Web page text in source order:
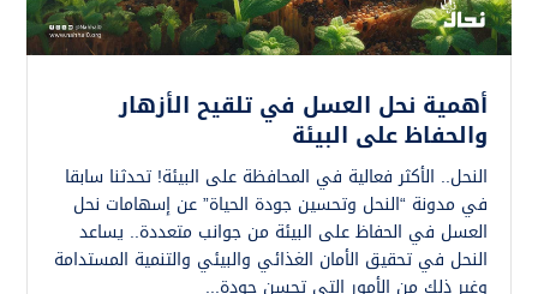
أهمية نحل العسل في تلقيح الأزهار
والحفاظ على البيئة
النحل.. الأكثر فعالية في المحافظة على البيئة! تحدثنا سابقا
في مدونة “النحل وتحسين جودة الحياة” عن إسهامات نحل
العسل في الحفاظ على البيئة من جوانب متعددة.. يساعد
النحل في تحقيق الأمان الغذائي والبيئي والتنمية المستدامة
وغير ذلك من الأمور التي تحسن جودة...